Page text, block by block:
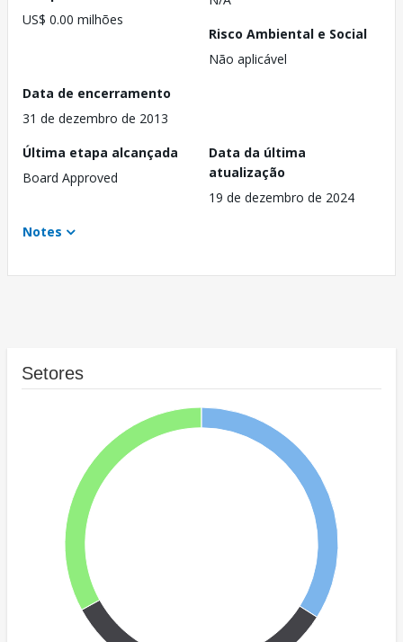
US$ 0.00 milhões
Risco Ambiental e Social
Não aplicável
Data de encerramento
31 de dezembro de 2013
Última etapa alcançada
Board Approved
Data da última
atualização
19 de dezembro de 2024
Notes
Setores